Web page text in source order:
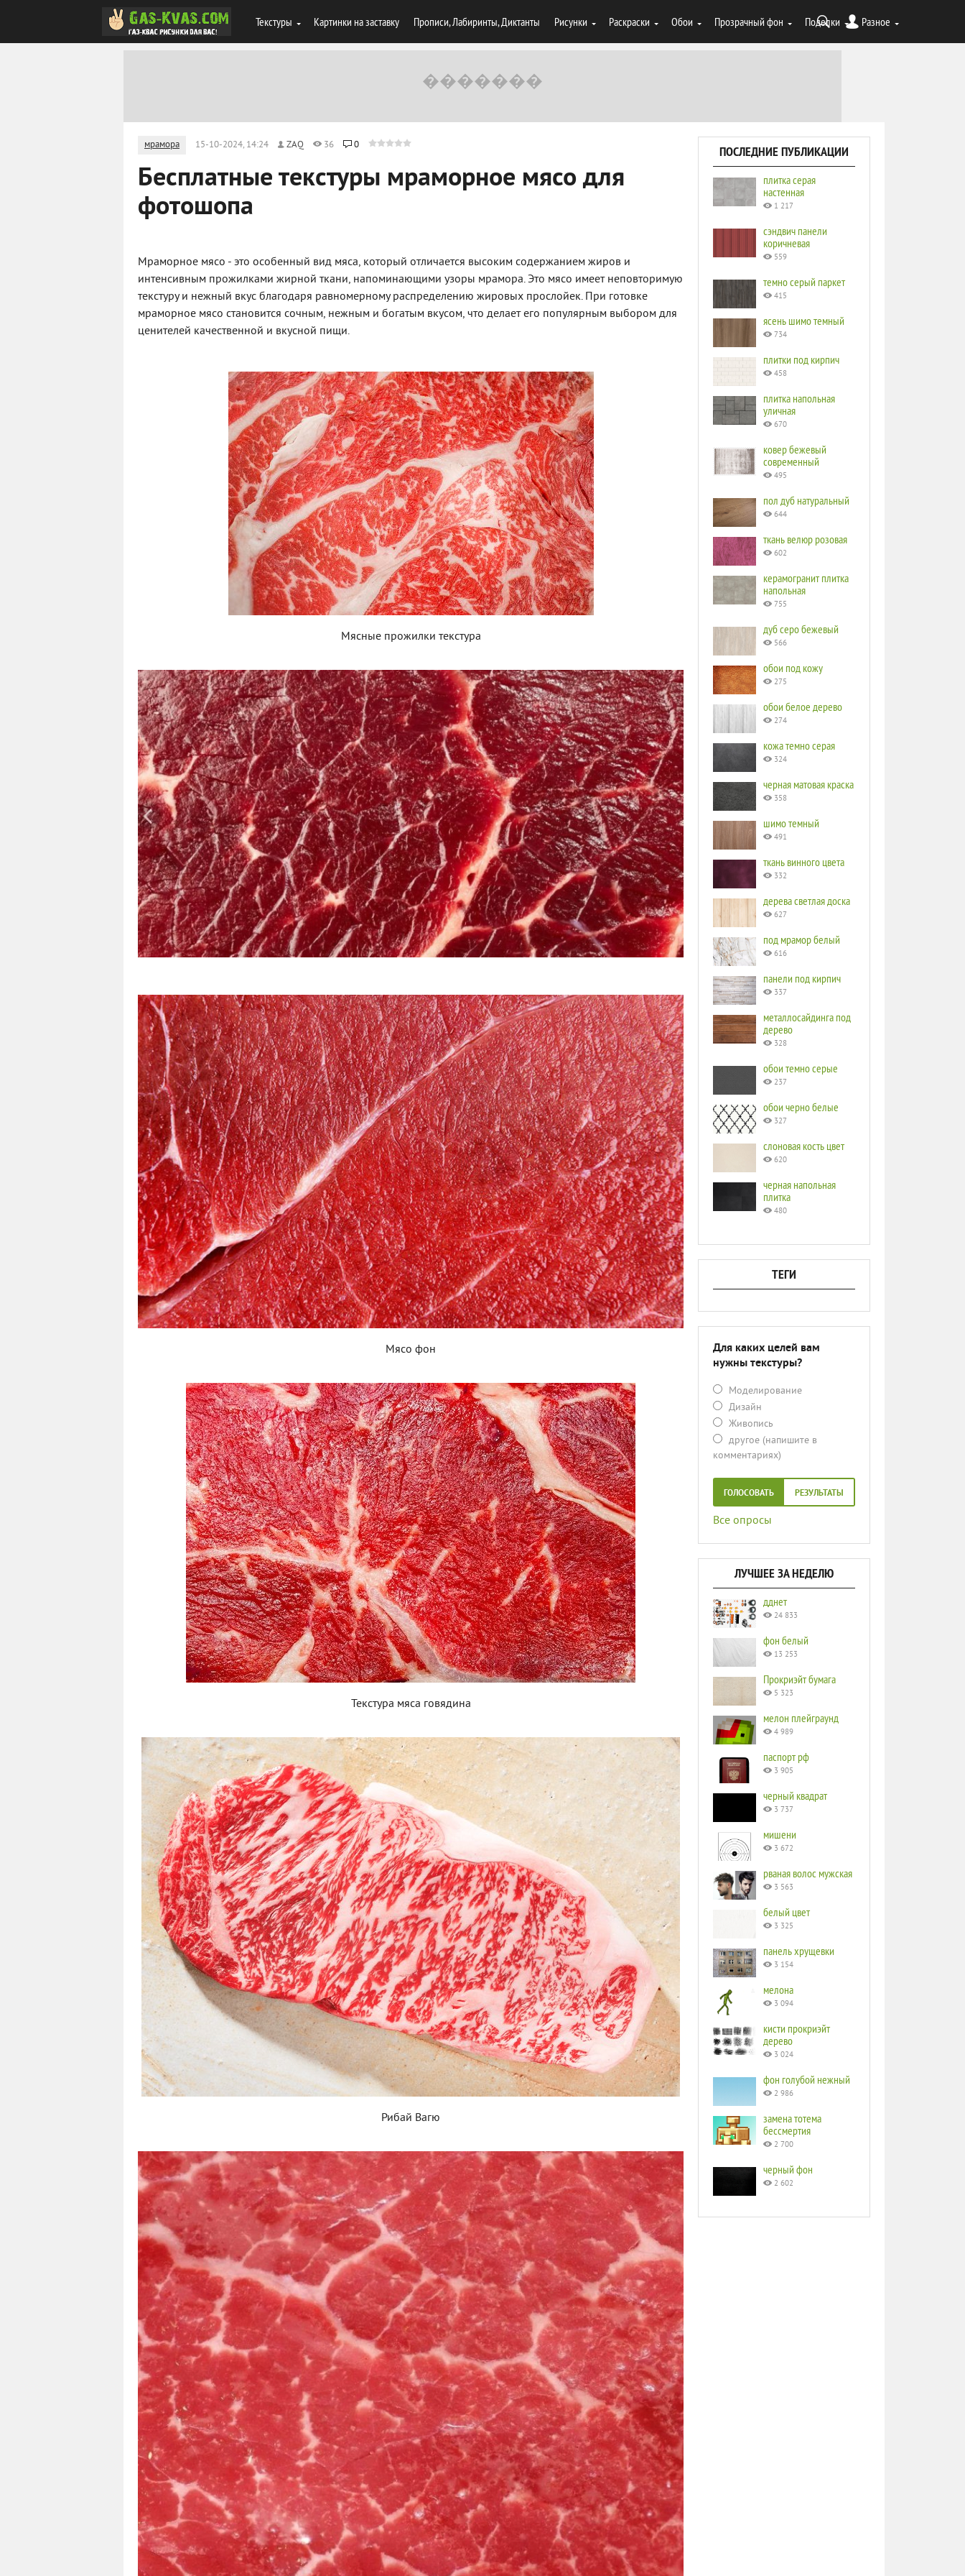
Текстуры Картинки на заставку Прописи, Лабиринты, Диктанты Рисунки Раскраски Обои Прозрачный фон Поделки Разное
мрамора 15-10-2024, 14:24 ZAQ 36 0
Бесплатные текстуры мраморное мясо для
фотошопа
Мраморное мясо - это особенный вид мяса, который отличается высоким содержанием жиров и
интенсивным прожилками жирной ткани, напоминающими узоры мрамора. Это мясо имеет неповторимую
текстуру и нежный вкус благодаря равномерному распределению жировых прослойек. При готовке
мраморное мясо становится сочным, нежным и богатым вкусом, что делает его популярным выбором для
ценителей качественной и вкусной пищи.
Мясные прожилки текстура
Мясо фон
Текстура мяса говядина
Рибай Вагю
ПОСЛЕДНИЕ ПУБЛИКАЦИИ
плитка серая
настенная
1 217
сэндвич панели
коричневая
559
темно серый паркет
415
ясень шимо темный
734
плитки под кирпич
458
плитка напольная
уличная
670
ковер бежевый
современный
495
пол дуб натуральный
644
ткань велюр розовая
602
керамогранит плитка
напольная
755
дуб серо бежевый
566
обои под кожу
275
обои белое дерево
274
кожа темно серая
324
черная матовая краска
358
шимо темный
491
ткань винного цвета
332
дерева светлая доска
627
под мрамор белый
616
панели под кирпич
337
металлосайдинга под
дерево
328
обои темно серые
237
обои черно белые
327
слоновая кость цвет
620
черная напольная
плитка
480
ТЕГИ
Для каких целей вам
нужны текстуры?
Моделирование
Дизайн
Живопись
другое (напишите в
комментариях)
ГОЛОСОВАТЬ РЕЗУЛЬТАТЫ
Все опросы
ЛУЧШЕЕ ЗА НЕДЕЛЮ
дднет
24 833
фон белый
13 253
Прокриэйт бумага
5 323
мелон плейграунд
4 989
паспорт рф
3 905
черный квадрат
3 737
мишени
3 672
рваная волос мужская
3 563
белый цвет
3 325
панель хрущевки
3 154
мелона
3 094
кисти прокриэйт
дерево
3 024
фон голубой нежный
2 986
замена тотема
бессмертия
2 700
черный фон
2 602